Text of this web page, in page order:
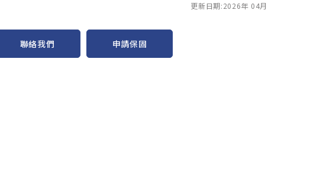
更新日期:2026年 04月
聯絡我們 申請保固